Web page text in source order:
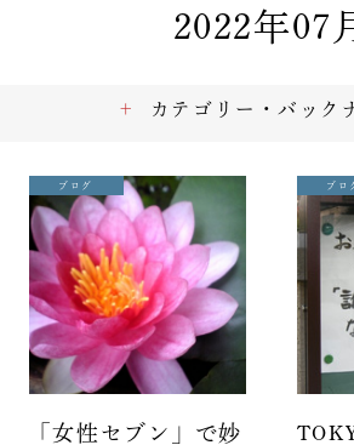
2022年07
ブログ
「女性セブン」で妙
ブロ
カテゴリー・バック